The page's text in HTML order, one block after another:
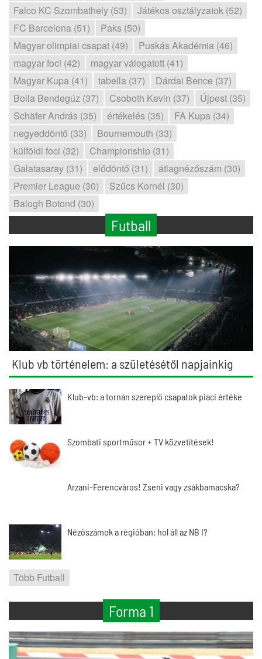
Falco KC Szombathely (53)
Játékos osztályzatok (52)
FC Barcelona (51)
Paks (50)
Magyar olimpiai csapat (49)
Puskás Akadémia (46)
magyar foci (42)
magyar válogatott (41)
Magyar Kupa (41)
tabella (37)
Dárdai Bence (37)
Bolla Bendegúz (37)
Csoboth Kevin (37)
Újpest (35)
Schäfer András (35)
értékelés (35)
FA Kupa (34)
negyeddöntő (33)
Bournemouth (33)
külföldi foci (32)
Championship (31)
Galatasaray (31)
elődöntő (31)
átlagnézőszám (30)
Premier League (30)
Szűcs Kornél (30)
Balogh Botond (30)
Futball
Klub vb történelem: a születésétől napjainkig
Klub-vb: a tornán szereplő csapatok piaci értéke
Szombati sportműsor + TV közvetítések!
Arzani-Ferencváros! Zseni vagy zsákbamacska?
Nézőszámok a régióban: hol áll az NB I?
Több Futball
Forma 1